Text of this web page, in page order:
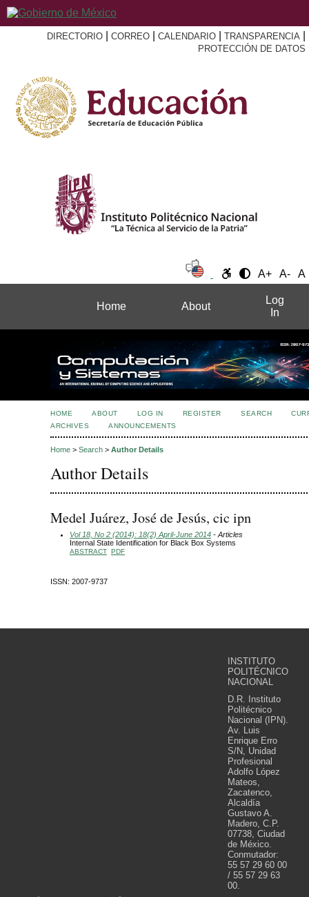
DIRECTORIO CORREO CALENDARIO TRANSPARENCIA
PROTECCIÓN DE DATOS
A+ A- A
Home About
Log
In
HOME ABOUT LOG IN REGISTER SEARCH
ARCHIVES
ANNOUNCEMENTS
Home > Search > Author Details
Author Details
Medel Juárez, José de Jesús, cic ipn
Vol 18, No 2 (2014): 18(2) April-June 2014 - Articles
Internal State Identification for Black Box Systems
ABSTRACT PDF
ISSN: 2007-9737
INSTITUTO
POLITÉCNICO
NACIONAL
D.R. Instituto
Politécnico
Nacional (IPN).
Av. Luis
Enrique Erro
S/N, Unidad
Profesional
Adolfo López
Mateos,
Zacatenco,
Alcaldía
Gustavo A.
Madero, C.P.
07738, Ciudad
de México.
Conmutador:
55 57 29 60 00
/ 55 57 29 63
00.